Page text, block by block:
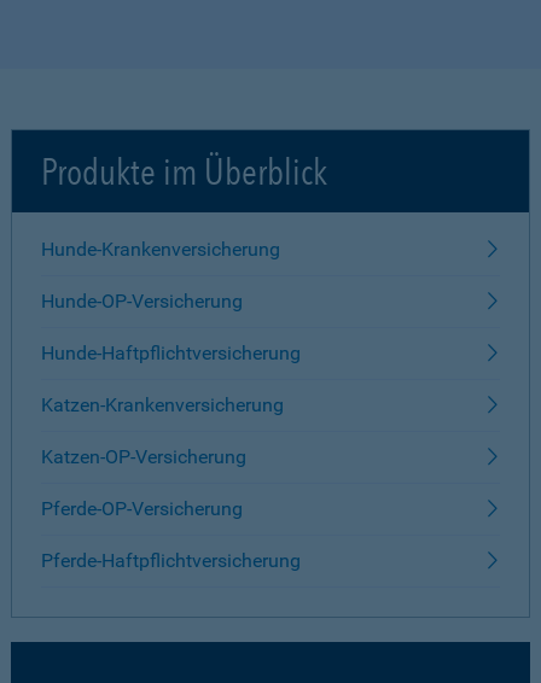
Produkte im Überblick
Hunde-Krankenversicherung
Hunde-OP-Versicherung
Hunde-Haftpflichtversicherung
Katzen-Krankenversicherung
Katzen-OP-Versicherung
Pferde-OP-Versicherung
Pferde-Haftpflichtversicherung